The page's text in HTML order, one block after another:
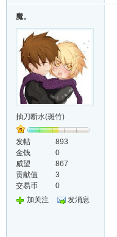
魔。
抽刀断水(斑竹)
发帖
893
金钱
0
威望
867
贡献值
3
交易币
0
加关注
发消息